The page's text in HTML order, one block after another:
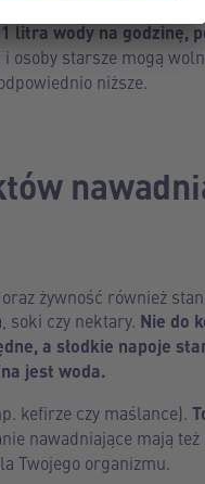
zdrowy umiar. W
litra wody na godzinę,
osoby starsze mogą
niższe.
żywność również
soki czy nektary. Nie do
a słodkie napoje
jest woda.
kefirze czy maślance).
nawadniające mają
Twojego organizmu.